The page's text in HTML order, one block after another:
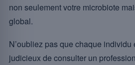
non seulement votre microbiote
global.
N’oubliez pas que chaque
judicieux de consulter un